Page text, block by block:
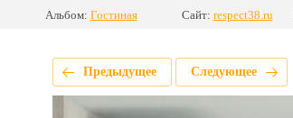
Альбом: Гостиная Сайт: respect38.ru
Предыдущее Следующее